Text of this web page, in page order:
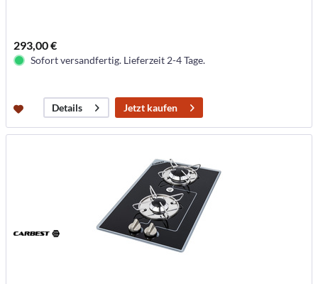
293,00 €
Sofort versandfertig. Lieferzeit 2-4 Tage.
Details Jetzt kaufen